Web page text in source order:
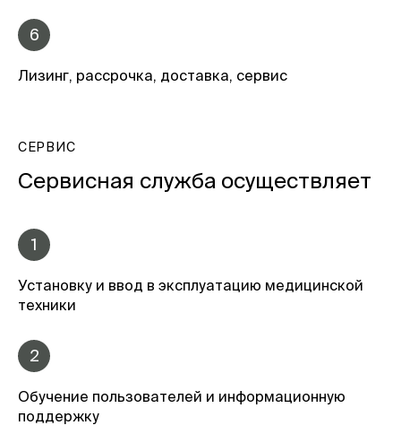
6
Лизинг, рассрочка, доставка, сервис
СЕРВИС
Сервисная служба осуществляет
1
Установку и ввод в эксплуатацию медицинской
техники
2
Обучение пользователей и информационную
поддержку